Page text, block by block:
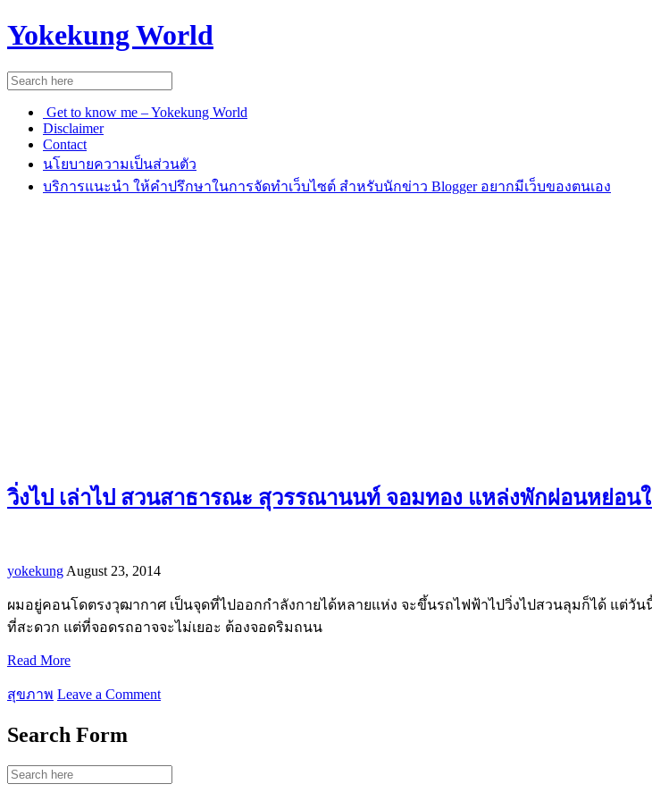
Yokekung World
Get to know me – Yokekung World
Disclaimer
Contact
นโยบายความเป็นส่วนตัว
บริการแนะนำ ให้คำปรึกษาในการจัดทำเว็บไซต์ สำหรับนักข่าว Blogger อยากมีเว็บของตนเอง
วิ่งไป เล่าไป สวนสาธารณะ สุวรรณานนท์ จอมทอง แหล่งพักผ่อนหย่อน
yokekung August 23, 2014
ผมอยู่คอนโดตรงวุฒากาศ เป็นจุดที่ไปออกกำลังกายได้หลายแห่ง จะขึ้นรถไฟฟ้าไปวิ่งไปสวนลุมก็ได้ แต่วั
ที่สะดวก แต่ที่จอดรถอาจจะไม่เยอะ ต้องจอดริมถนน
Read More
สุขภาพ Leave a Comment
Search Form